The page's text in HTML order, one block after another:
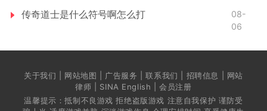
传奇道士是什么符号啊怎么打
08-
06
关于我们 | 网站地图 | 广告服务 | 联系我们 | 招聘信息 | 网站
律师 | SINA English | 会员注册
温馨提示：抵制不良游戏 拒绝盗版游戏 注意自我保护 谨防受